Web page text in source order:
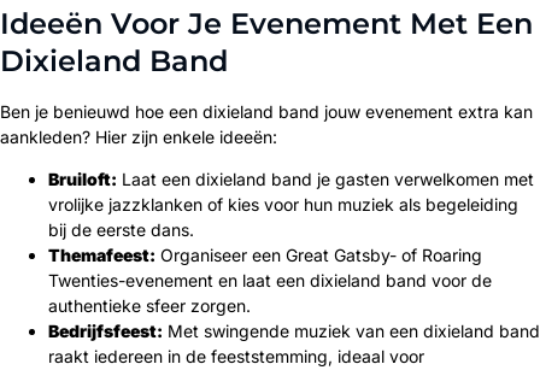
Ideeën Voor Je Evenement Met Een
Dixieland Band
Ben je benieuwd hoe een dixieland band jouw evenement extra kan
aankleden? Hier zijn enkele ideeën:
Bruiloft: Laat een dixieland band je gasten verwelkomen met
vrolijke jazzklanken of kies voor hun muziek als begeleiding
bij de eerste dans.
Themafeest: Organiseer een Great Gatsby- of Roaring
Twenties-evenement en laat een dixieland band voor de
authentieke sfeer zorgen.
Bedrijfsfeest: Met swingende muziek van een dixieland band
raakt iedereen in de feeststemming, ideaal voor